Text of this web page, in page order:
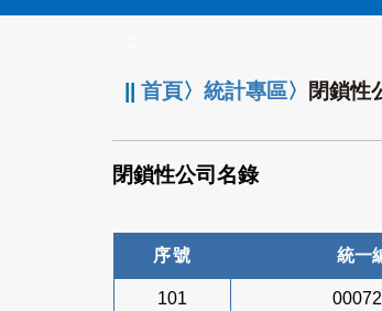
||首頁〉統計專區〉 閉鎖性
閉鎖性公司名錄
序號 統一
101